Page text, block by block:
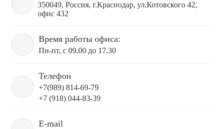
350049, Россия, г.Краснодар, ул.Котовского 42,
офис 432
Время работы офиса:
Пн-пт, с 09.00 до 17.30
Телефон
+7(989) 814-69-79
+7 (918) 044-83-39
E-mail